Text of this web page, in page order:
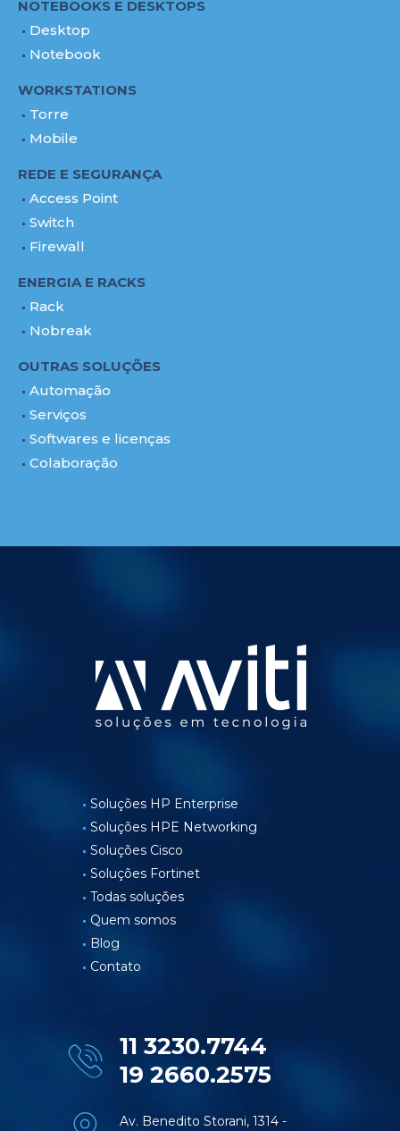
NOTEBOOKS E DESKTOPS
Desktop
Notebook
WORKSTATIONS
Torre
Mobile
REDE E SEGURANÇA
Access Point
Switch
Firewall
ENERGIA E RACKS
Rack
Nobreak
OUTRAS SOLUÇÕES
Automação
Serviços
Softwares e licenças
Colaboração
Soluções HP Enterprise
Soluções HPE Networking
Soluções Cisco
Soluções Fortinet
Todas soluções
Quem somos
Blog
Contato
11 3230.7744
19 2660.2575
Av. Benedito Storani, 1314 -